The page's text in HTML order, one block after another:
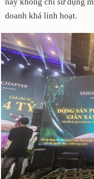
doanh khá linh hoạt.